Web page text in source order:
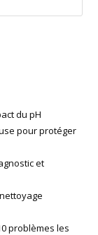
du pH
pour protéger
et
problèmes les